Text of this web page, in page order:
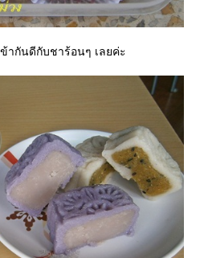
ากันดีกับชาร้อนๆ เลยค่ะ